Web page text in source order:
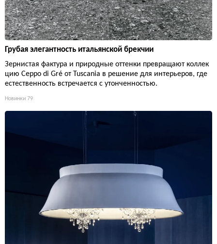
Грубая элегантность итальянской брекчии
Зернистая фактура и природные оттенки превращают коллек
цию Ceppo di Gré от Tuscania в решение для интерьеров, где
естественность встречается с утонченностью.
Новинки 79